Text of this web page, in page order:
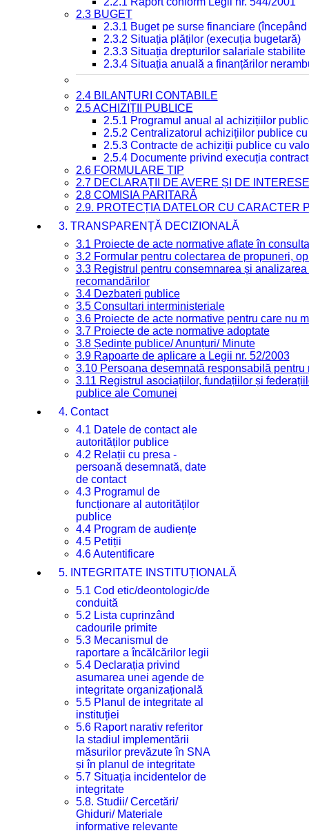
2.3 BUGET
2.3.1 Buget pe surse financiare
2.3.2 Situația plăților (execuția bugetară)
2.3.3 Situația drepturilor salariale
2.3.4 Situația anuală a finanțărilor
2.4 BILANȚURI CONTABILE
2.5 ACHIZIȚII PUBLICE
2.5.1 Programul anual al achizițiilor
2.5.2 Centralizatorul achizițiilor publice
2.5.3 Contracte de achiziții publice cu
2.5.4 Documente privind execuția
2.6 FORMULARE TIP
2.7 DECLARAȚII DE AVERE ȘI DE INTERESE
2.8 COMISIA PARITARĂ
2.9. PROTECȚIA DATELOR CU CARACTER
3. TRANSPARENȚĂ DECIZIONALĂ
3.1 Proiecte de acte normative aflate în
3.2 Formular pentru colectarea de propuneri,
3.3 Registrul pentru consemnarea și
recomandărilor
3.4 Dezbateri publice
3.5 Consultari interministeriale
3.6 Proiecte de acte normative pentru care nu
3.7 Proiecte de acte normative adoptate
3.8 Ședințe publice/ Anunțuri/ Minute
3.9 Rapoarte de aplicare a Legii nr. 52/2003
3.10 Persoana desemnată responsabilă
3.11 Registrul asociațiilor, fundațiilor și
publice ale Comunei
4. Contact
4.1 Datele de contact ale
autorităților publice
4.2 Relații cu presa -
persoană desemnată, date
de contact
4.3 Programul de
funcționare al autorităților
publice
4.4 Program de audiențe
4.5 Petiții
4.6 Autentificare
5. INTEGRITATE INSTITUȚIONALĂ
5.1 Cod etic/deontologic/de
conduită
5.2 Lista cuprinzând
cadourile primite
5.3 Mecanismul de
raportare a încălcărilor legii
5.4 Declarația privind
asumarea unei agende de
integritate organizațională
5.5 Planul de integritate al
instituției
5.6 Raport narativ referitor
la stadiul implementării
măsurilor prevăzute în SNA
și în planul de integritate
5.7 Situația incidentelor de
integritate
5.8. Studii/ Cercetări/
Ghiduri/ Materiale
informative relevante